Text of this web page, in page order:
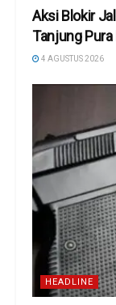
Aksi Blokir
Tanjung
4 AGUSTUS 2026
HEADLINE